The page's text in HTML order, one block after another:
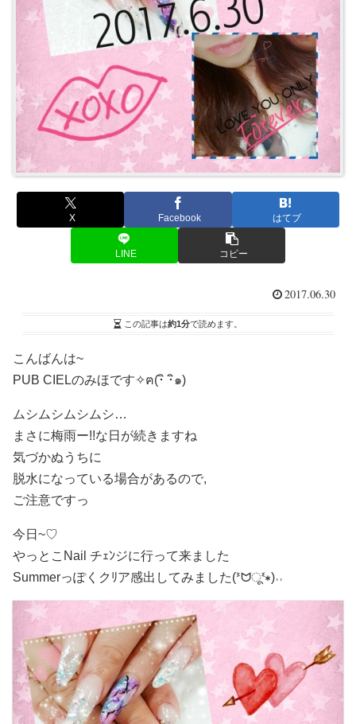
X Facebook はてブ
LINE コピー
2017.06.30
この記事は約1分で読めます。
こんばんは~
PUB CIELのみほです✧ฅ(･ิ ･ิ๑)
ムシムシムシムシ…
まさに梅雨ー!!な日が続きますね
気づかぬうちに
脱水になっている場合があるので,
ご注意ですっ
今日~♡
やっとこNail チｪﾝジに行って来ました
Summerっぽくクﾘア感出してみました(ᕑᗢूᓫ∗)˒˒